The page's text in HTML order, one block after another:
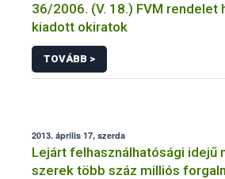
36/2006. (V. 18.) FVM rendelet
kiadott okiratok
TOVÁBB >
2013. április 17, szerda
Lejárt felhasználhatósági idejű
szerek több száz milliós